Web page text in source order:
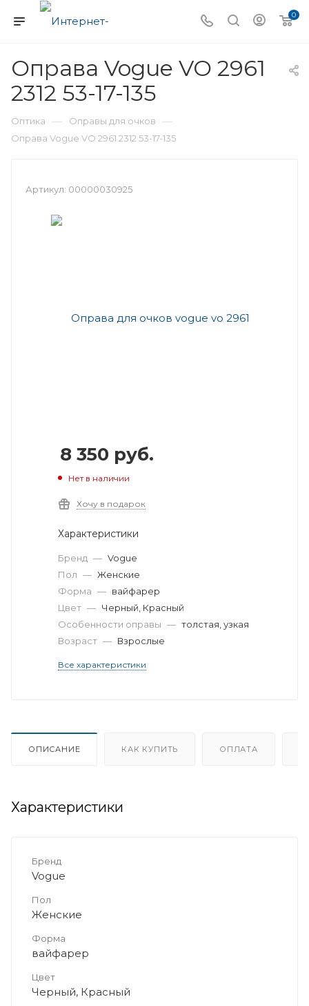
0
Оправа Vogue VO 2961
2312 53-17-135
Оптика — Оправы для очков —
Оправа Vogue VO 2961 2312 53-17-135
Артикул: 00000030925
8 350 руб.
Нет в наличии
Хочу в подарок
Характеристики
Бренд — Vogue
Пол — Женские
Форма — вайфарер
Цвет — Черный, Красный
Особенности оправы — толстая, узкая
Возраст — Взрослые
Все характеристики
ОПИСАНИЕ КАК КУПИТЬ ОПЛАТА
Характеристики
Бренд
Vogue
Пол
Женские
Форма
вайфарер
Цвет
Черный, Красный